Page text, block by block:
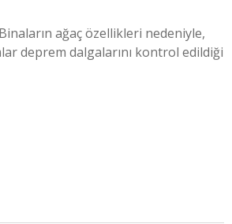
ağaç özellikleri nedeniyle,
deprem dalgalarını kontrol edildiği